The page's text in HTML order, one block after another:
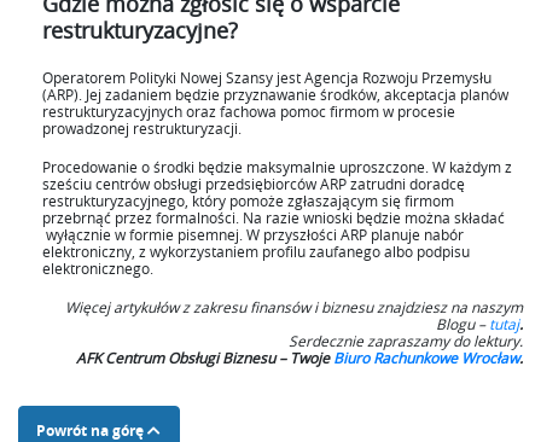
restrukturyzacyjne?
Operatorem Polityki Nowej Szansy jest Agencja Rozwoju Przemysłu
(ARP). Jej zadaniem będzie przyznawanie środków, akceptacja planów
restrukturyzacyjnych oraz fachowa pomoc firmom w procesie
prowadzonej restrukturyzacji.
Procedowanie o środki będzie maksymalnie uproszczone. W każdym z
sześciu centrów obsługi przedsiębiorców ARP zatrudni doradcę
restrukturyzacyjnego, który pomoże zgłaszającym się firmom
przebrnąć przez formalności. Na razie wnioski będzie można składać
wyłącznie w formie pisemnej. W przyszłości ARP planuje nabór
elektroniczny, z wykorzystaniem profilu zaufanego albo podpisu
elektronicznego.
Więcej artykułów z zakresu finansów i biznesu znajdziesz na naszym
Blogu –tutaj.
Serdecznie zapraszamy do lektury.
AFK Centrum Obsługi Biznesu – TwojeBiuro Rachunkowe Wrocław.
Powrót na górę